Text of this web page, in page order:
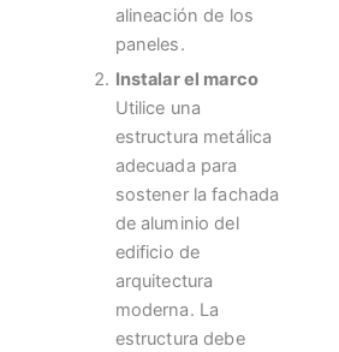
alineación de los
paneles.
Instalar el marco
Utilice una
estructura metálica
adecuada para
sostener la fachada
de aluminio del
edificio de
arquitectura
moderna. La
estructura debe